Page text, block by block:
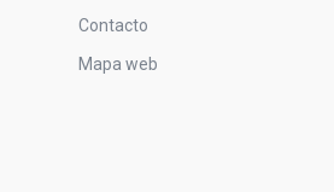
Contacto
Mapa web